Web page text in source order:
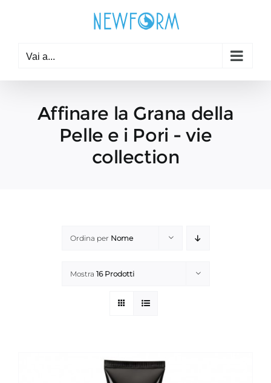
Vai a...
Affinare la Grana della
Pelle e i Pori - vie
collection
Ordina per Nome
Mostra 16 Prodotti